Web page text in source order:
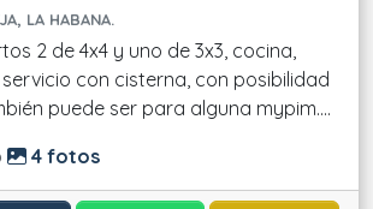
LA HABANA.
2 de 4x4 y uno de 3x3, cocina,
con cisterna, con posibilidad
puede ser para alguna mypim....
4 fotos